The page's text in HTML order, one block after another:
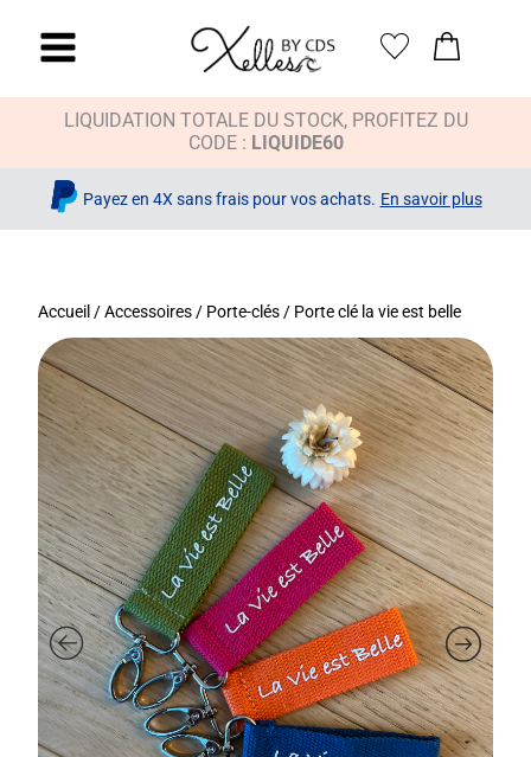
LIQUIDATION TOTALE DU STOCK, PROFITEZ DU
CODE : LIQUIDE60
Payez en 4X sans frais pour vos achats. En savoir plus
Accueil /Accessoires / Porte-clés / Porte clé la vie est belle